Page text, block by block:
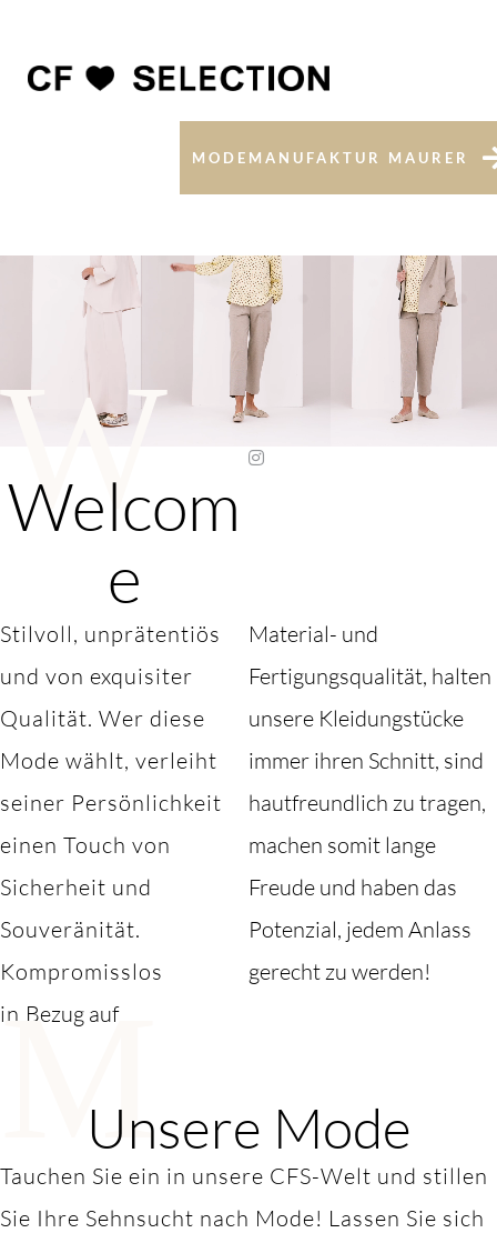
MODEMANUFAKTUR MAURER
W
Welcom
e
Stilvoll, unprätentiös
und von exquisiter
Qualität. Wer diese
Mode wählt, verleiht
seiner Persönlichkeit
einen Touch von
Sicherheit und
Souveränität.
Kompromisslos
in Bezug auf
Material- und
Fertigungsqualität, halten
unsere Kleidungstücke
immer ihren Schnitt, sind
hautfreundlich zu tragen,
machen somit lange
Freude und haben das
Potenzial, jedem Anlass
gerecht zu werden!
MUnsere Mode
Tauchen Sie ein in unsere CFS-Welt und stillen
Sie Ihre Sehnsucht nach Mode! Lassen Sie sich